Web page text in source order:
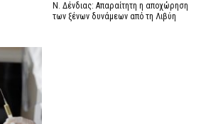
Ν. Δένδιας: Απαραίτητη η αποχώρηση
των ξένων δυνάμεων από τη Λιβύη